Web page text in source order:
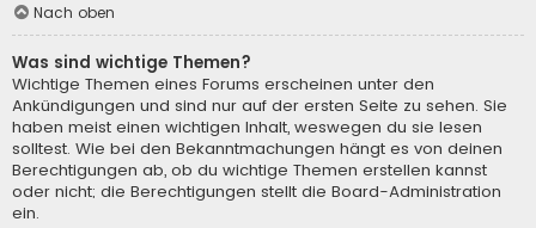
Nach oben
Was sind wichtige Themen?
Wichtige Themen eines Forums erscheinen unter den
Ankündigungen und sind nur auf der ersten Seite zu sehen. Sie
haben meist einen wichtigen Inhalt, weswegen du sie lesen
solltest. Wie bei den Bekanntmachungen hängt es von deinen
Berechtigungen ab, ob du wichtige Themen erstellen kannst
oder nicht; die Berechtigungen stellt die Board-Administration
ein.